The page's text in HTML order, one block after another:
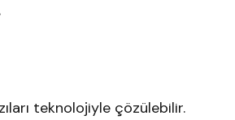
teknolojiyle çözülebilir.